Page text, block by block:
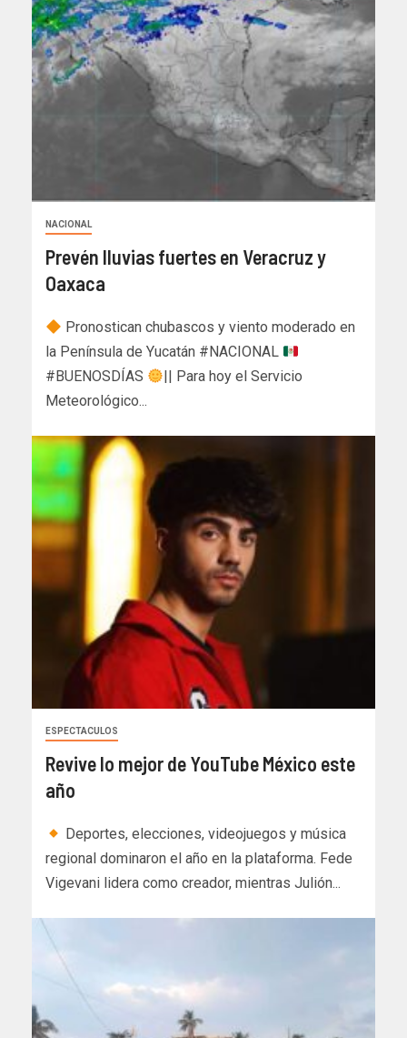
NACIONAL
Prevén lluvias fuertes en Veracruz y
Oaxaca
Pronostican chubascos y viento moderado en
la Península de Yucatán #NACIONAL
#BUENOSDÍAS
|| Para hoy el Servicio
Meteorológico...
ESPECTACULOS
Revive lo mejor de YouTube México este
año
Deportes, elecciones, videojuegos y música
regional dominaron el año en la plataforma. Fede
Vigevani lidera como creador, mientras Julión...